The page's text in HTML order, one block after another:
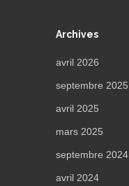
Archives
avril 2026
septembre 2025
avril 2025
mars 2025
septembre 2024
avril 2024